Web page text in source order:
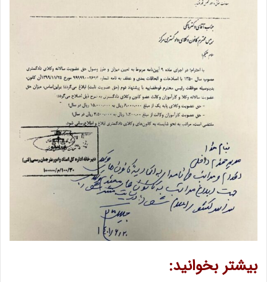
بیشتر بخوانید: